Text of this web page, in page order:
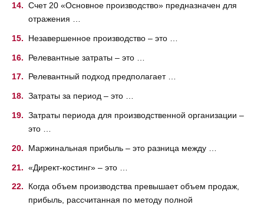
Счет 20 «Основное производство» предназначен для
отражения …
Незавершенное производство – это …
Релевантные затраты – это …
Релевантный подход предполагает …
Затраты за период – это …
Затраты периода для производственной организации –
это …
Маржинальная прибыль – это разница между …
«Директ-костинг» – это …
Когда объем производства превышает объем продаж,
прибыль, рассчитанная по методу полной